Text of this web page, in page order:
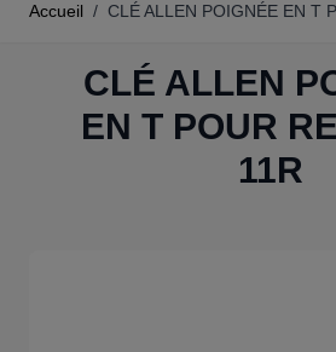
Accueil / CLÉ ALLEN POIGNÉE EN T
CLÉ ALLEN
EN T POUR
11R